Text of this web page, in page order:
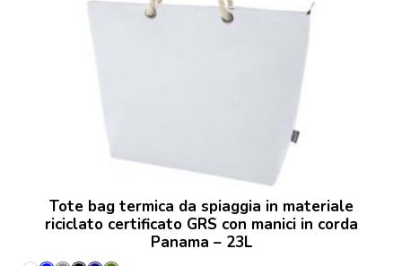
Tote bag termica da spiaggia in materiale
riciclato certificato GRS con manici in corda
Panama – 23L